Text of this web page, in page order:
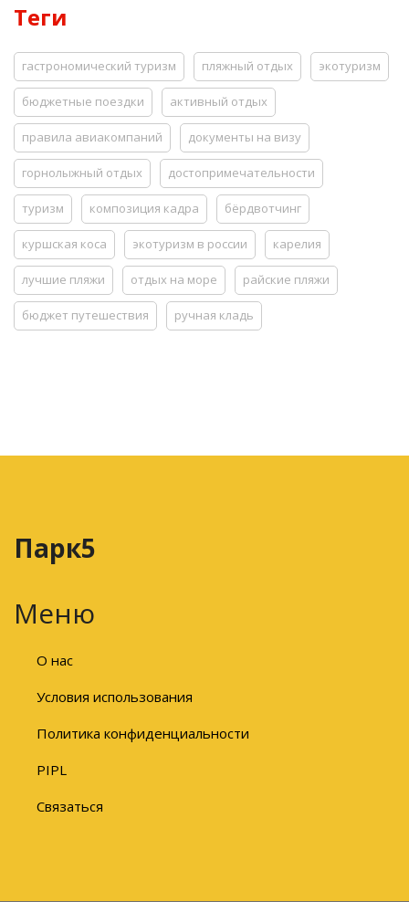
Теги
гастрономический туризм пляжный отдых экотуризм
бюджетные поездки активный отдых
правила авиакомпаний документы на визу
горнолыжный отдых достопримечательности
туризм композиция кадра бёрдвотчинг
куршская коса экотуризм в россии карелия
лучшие пляжи отдых на море райские пляжи
бюджет путешествия ручная кладь
Парк5
Меню
О нас
Условия использования
Политика конфиденциальности
PIPL
Связаться